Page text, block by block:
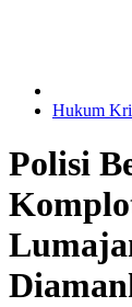
Hukum
Polisi